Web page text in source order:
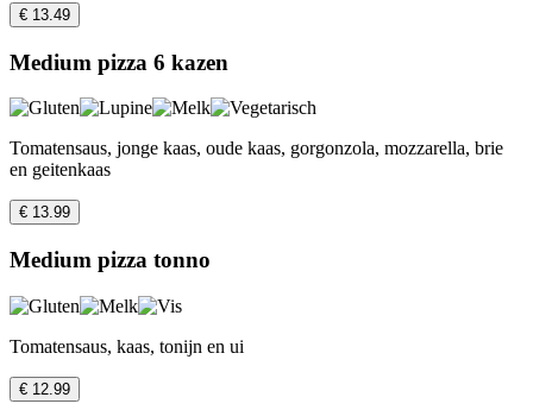
€ 13.49
Medium pizza 6 kazen
Tomatensaus, jonge kaas, oude kaas, gorgonzola, mozzarella, brie
en geitenkaas
€ 13.99
Medium pizza tonno
Tomatensaus, kaas, tonijn en ui
€ 12.99